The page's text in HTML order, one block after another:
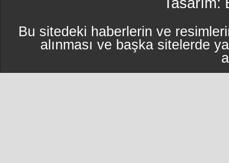
Bu sitedeki haberlerin ve
alınması ve başka sitelerde